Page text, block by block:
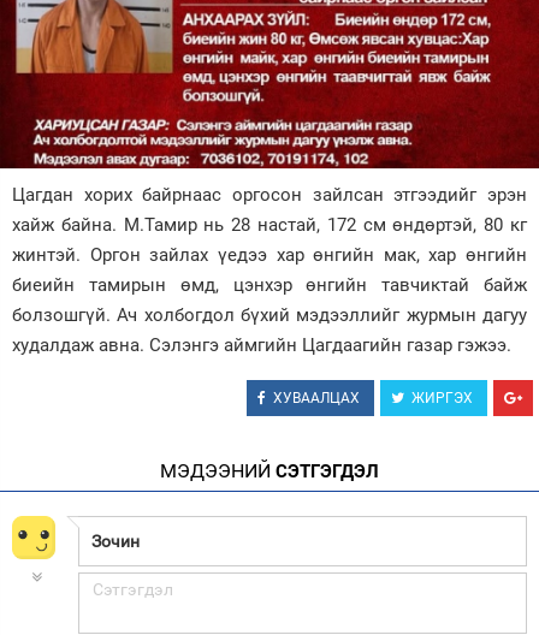
Спорт
Дэлхий
Энтертайнмэнт
Зурхай
Цагдан хорих байрнаас оргосон зайлсан этгээдийг эрэн
хайж байна. М.Тамир нь 28 настай, 172 см өндөртэй, 80 кг
жинтэй. Оргон зайлах үедээ хар өнгийн мак, хар өнгийн
биеийн тамирын өмд, цэнхэр өнгийн тавчиктай байж
болзошгүй. Ач холбогдол бүхий мэдээллийг журмын дагуу
худалдаж авна. Сэлэнгэ аймгийн Цагдаагийн газар гэжээ.
ХУВААЛЦАХ ЖИРГЭХ
МЭДЭЭНИЙ СЭТГЭГДЭЛ